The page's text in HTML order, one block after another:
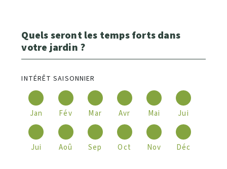
Quels seront les temps forts dans
votre jardin ?
INTÉRÊT SAISONNIER
Jan Fév Mar Avr Mai Jui
Jui Aoû Sep Oct Nov Déc